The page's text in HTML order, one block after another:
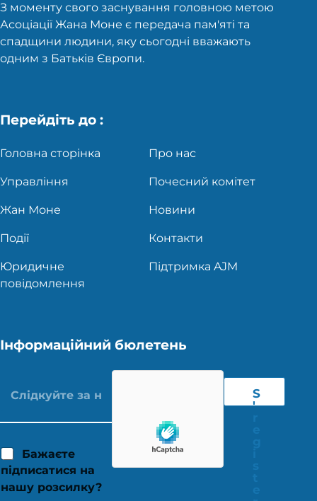
З моменту свого заснування головною метою
Асоціації Жана Моне є передача пам'яті та
спадщини людини, яку сьогодні вважають
одним з Батьків Європи.
Перейдіть до :
Головна сторінка Про нас
Управління Почесний комітет
Жан Моне Новини
Події Контакти
Юридичне
повідомлення
Підтримка AJM
Інформаційний бюлетень
Бажаєте
підписатися на
нашу розсилку?
S
'